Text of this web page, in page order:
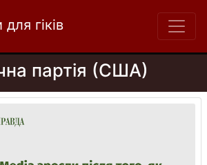
гіків
партія (США)